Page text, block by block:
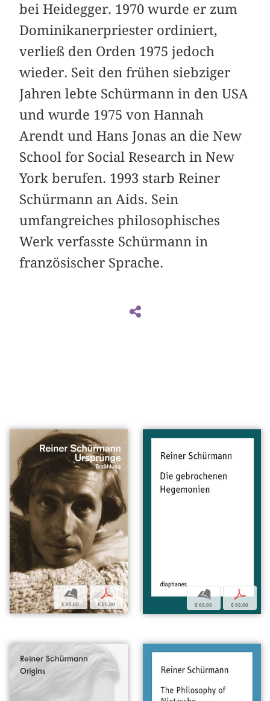
bei Heidegger. 1970 wurde er zum
Dominikanerpriester ordiniert,
verließ den Orden 1975 jedoch
wieder. Seit den frühen siebziger
Jahren lebte Schürmann in den USA
und wurde 1975 von Hannah
Arendt und Hans Jonas an die New
School for Social Research in New
York berufen. 1993 starb Reiner
Schürmann an Aids. Sein
umfangreiches philosophisches
Werk verfasste Schürmann in
französischer Sprache.
b
€ 25,00
p
€ 25,00
b
€ 68,00
p
€ 68,00